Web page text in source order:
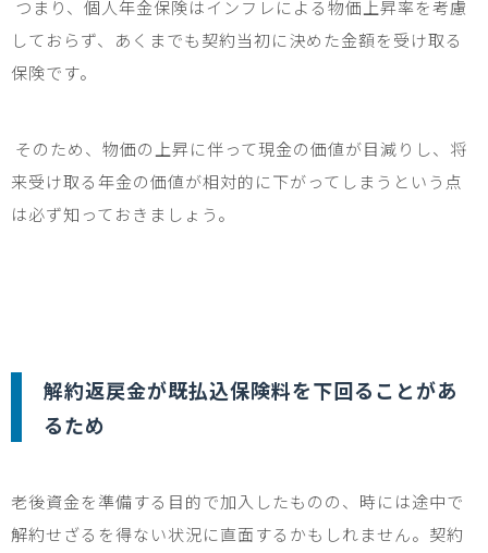
つまり、個人年金保険はインフレによる物価上昇率を考慮
しておらず、あくまでも契約当初に決めた金額を受け取る
保険です。
そのため、物価の上昇に伴って現金の価値が目減りし、将
来受け取る年金の価値が相対的に下がってしまうという点
は必ず知っておきましょう。
解約返戻金が既払込保険料を下回ることがあ
るため
老後資金を準備する目的で加入したものの、時には途中で
解約せざるを得ない状況に直面するかもしれません。契約